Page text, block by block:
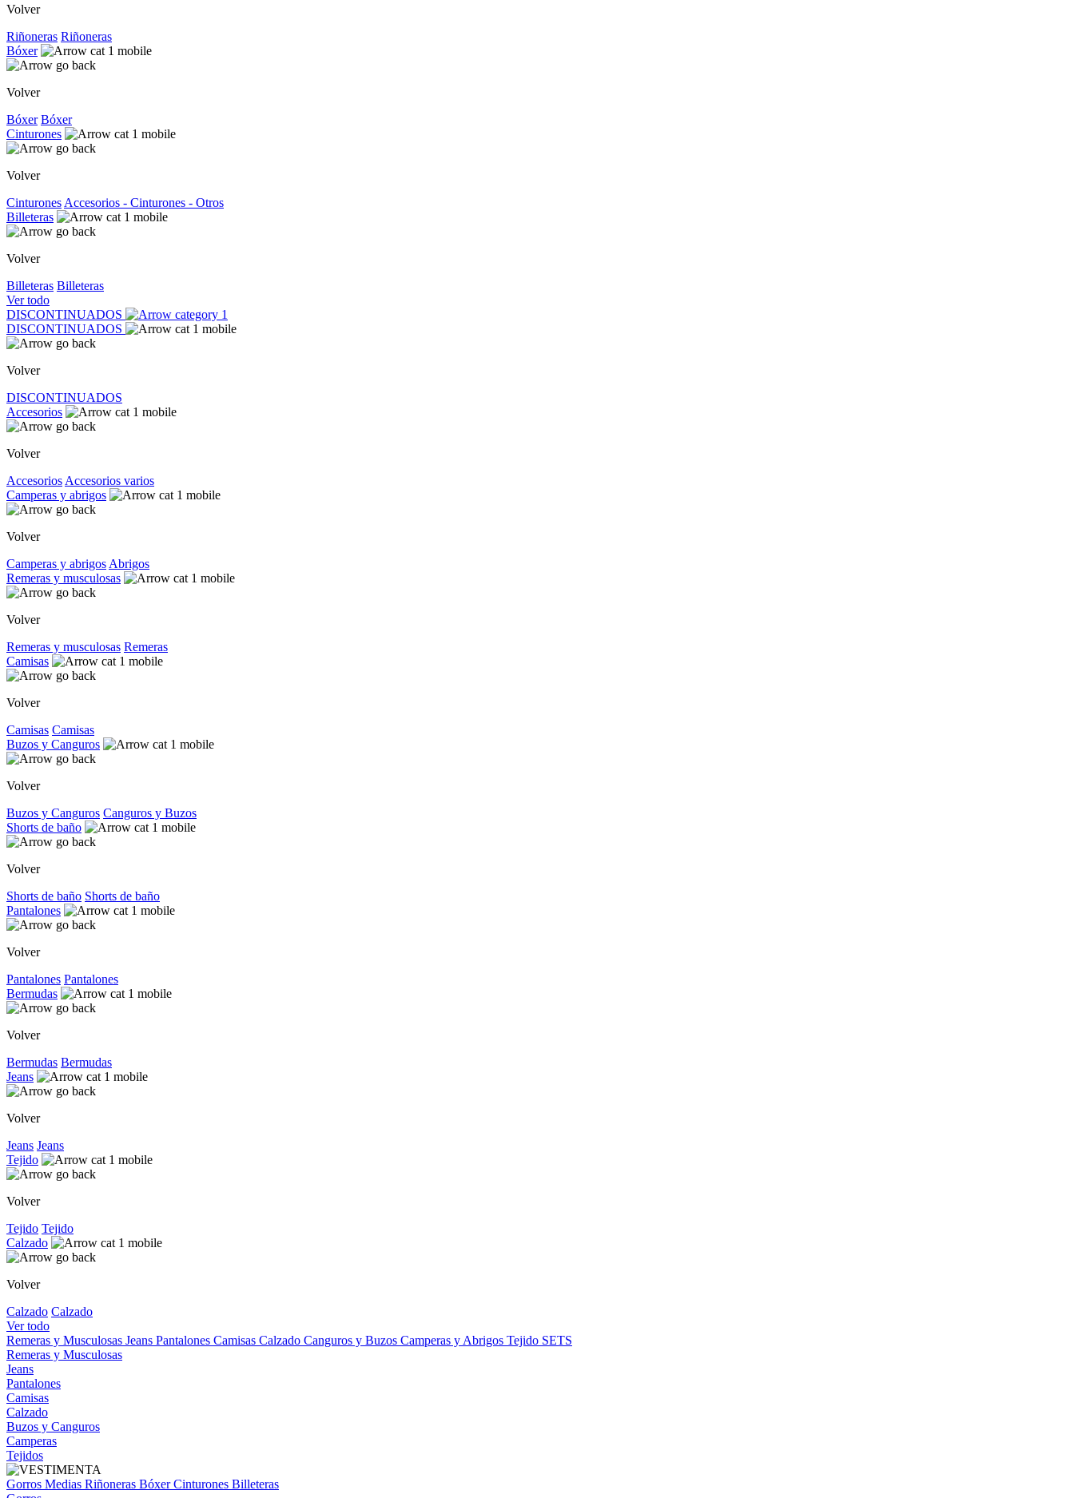
Volver
Riñoneras Riñoneras
Bóxer
Volver
Bóxer Bóxer
Cinturones
Volver
Cinturones Accesorios - Cinturones - Otros
Billeteras
Volver
Billeteras Billeteras
Ver todo
DISCONTINUADOS
DISCONTINUADOS
Volver
DISCONTINUADOS
Accesorios
Volver
Accesorios Accesorios varios
Camperas y abrigos
Volver
Camperas y abrigos Abrigos
Remeras y musculosas
Volver
Remeras y musculosas Remeras
Camisas
Volver
Camisas Camisas
Buzos y Canguros
Volver
Buzos y Canguros Canguros y Buzos
Shorts de baño
Volver
Shorts de baño Shorts de baño
Pantalones
Volver
Pantalones Pantalones
Bermudas
Volver
Bermudas Bermudas
Jeans
Volver
Jeans Jeans
Tejido
Volver
Tejido Tejido
Calzado
Volver
Calzado Calzado
Ver todo
Remeras y Musculosas Jeans Pantalones Camisas Calzado Canguros y Buzos Camperas y Abrigos Tejido SETS
Remeras y Musculosas
Jeans
Pantalones
Camisas
Calzado
Buzos y Canguros
Camperas
Tejidos
Gorros Medias Riñoneras BóxerCinturones Billeteras